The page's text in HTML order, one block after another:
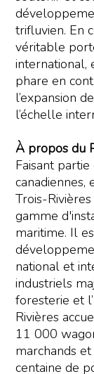
trifluvien. En
véritable
international,
phare en
l’expansion
l’échelle
À propos du
Faisant
Trois-
gamme
maritime. Il
national et
industriels
foresterie et
Rivières
11 000
marchands
centaine de